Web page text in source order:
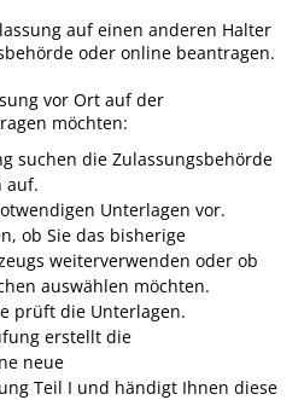
RATHAUS
Öffnungszeiten
Kontakt
Online-Bürgerportal
Bürgerservice
Behördenwegweiser
Lebenslagen
Leistungen - Service BW
auf einen anderen Halter
oder online beantragen.
vor Ort auf der
möchten:
suchen die Zulassungsbehörde
auf.
Unterlagen vor.
ob Sie das bisherige
weiterverwenden oder ob
auswählen möchten.
prüft die Unterlagen.
erstellt die
neue
Teil I und händigt Ihnen diese